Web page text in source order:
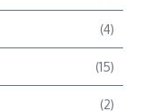
(4)
(15)
(2)